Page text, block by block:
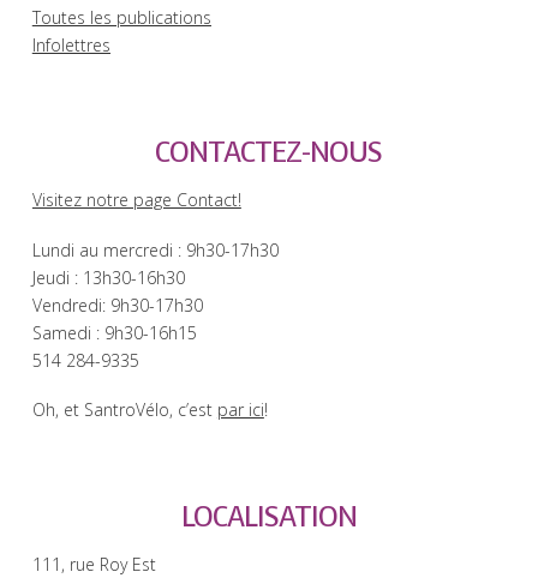
Toutes les publications
Infolettres
CONTACTEZ-NOUS
Visitez notre page Contact!
Lundi au mercredi : 9h30-17h30
Jeudi : 13h30-16h30
Vendredi: 9h30-17h30
Samedi : 9h30-16h15
514 284-9335
Oh, et SantroVélo, c’est par ici!
LOCALISATION
111, rue Roy Est